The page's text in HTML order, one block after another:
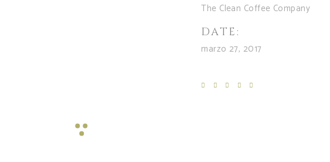
The Clean Coffee Company
DATE:
marzo 27, 2017